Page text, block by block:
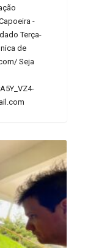
-
Terça-
de
Seja